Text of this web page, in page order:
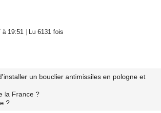
à 19:51 | Lu 6131 fois
un bouclier antimissiles en pologne et
la France ?
?